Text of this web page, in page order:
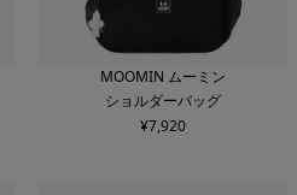
MOOMIN ムーミン
ショルダーバッグ
¥7,920